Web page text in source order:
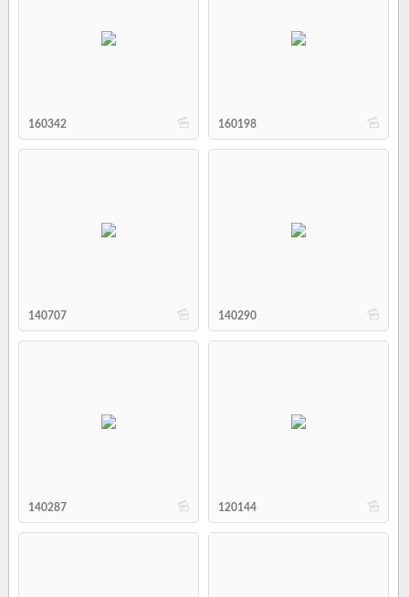
b
160342 b
160198
b
140707 b
140290
b
140287 b
120144